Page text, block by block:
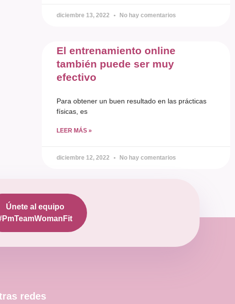
diciembre 13, 2022 No hay comentarios
El entrenamiento online
también puede ser muy
efectivo
Para obtener un buen resultado en las prácticas
físicas, es
LEER MÁS »
diciembre 12, 2022 No hay comentarios
Únete al equipo
redes